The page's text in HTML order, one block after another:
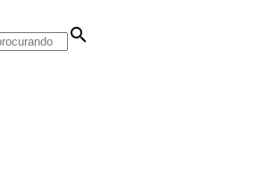
search